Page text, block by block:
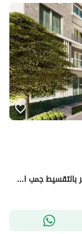
استثمار بالمصري وعائد بالدولار ستوديو سكني 57 متر بالتقسيط جمب المتحف المصري والاهرامات بمقدم 25% بس